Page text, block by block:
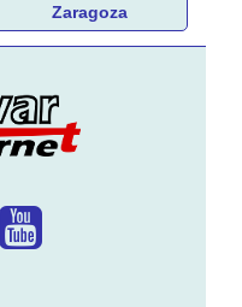
Zaragoza